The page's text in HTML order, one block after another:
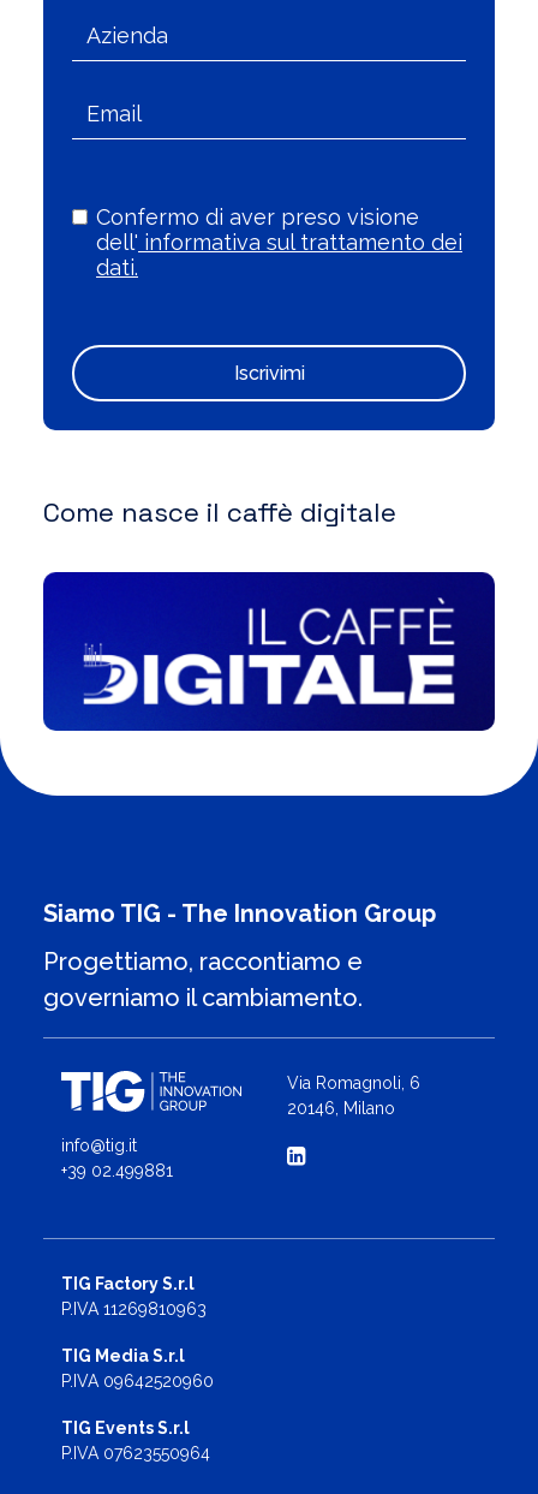
Confermo di aver preso visione
dell' informativa sul trattamento dei
dati.
Iscrivimi
Come nasce il caffè digitale
Siamo TIG - The Innovation Group
Progettiamo, raccontiamo e
governiamo il cambiamento.
info@tig.it
+39 02.499881
Via Romagnoli, 6
20146, Milano
TIG Factory S.r.l
P.IVA 11269810963
TIG Media S.r.l
P.IVA 09642520960
TIG Events S.r.l
P.IVA 07623550964